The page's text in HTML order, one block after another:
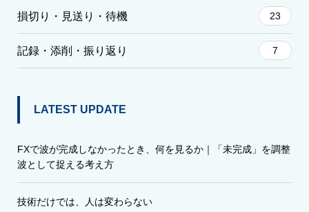
損切り・見送り・待機 23
記録・添削・振り返り 7
LATEST UPDATE
FXで波が完成しなかったとき、何を見るか｜「未完成」を調整
波として捉える考え方
技術だけでは、人は変わらない